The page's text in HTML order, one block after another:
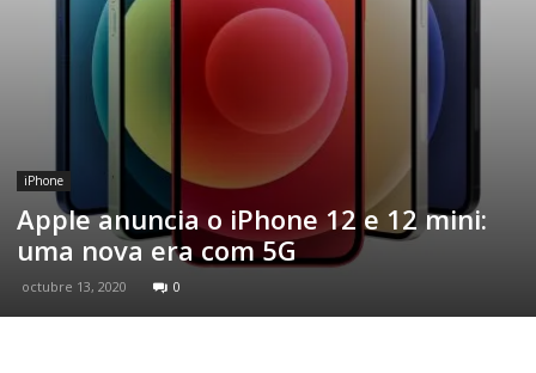
iPhone
Apple anuncia o iPhone 12 e 12 mini:
uma nova era com 5G
octubre 13, 2020 0